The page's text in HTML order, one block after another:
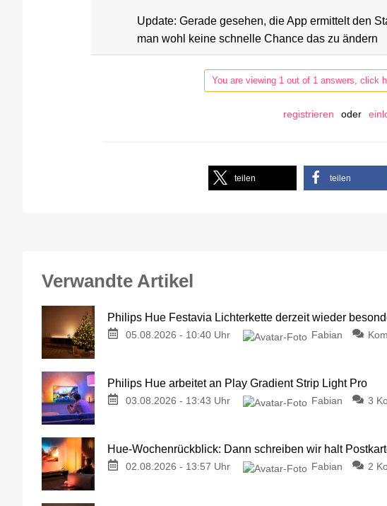
Update: Gerade gesehen, die App ermittelt den
man wohl keine schnelle Chance das zu ändern
You are viewing 1 out of 1 answers, click
registrieren oder
teilen teilen
Verwandte Artikel
Philips Hue Festavia Lichterkette derzeit wieder
05.08.2026 - 10:40 Uhr Fabian
Philips Hue arbeitet an Play Gradient Strip Light Pro
03.08.2026 - 13:43 Uhr Fabian 3
Hue-Wochenrückblick: Dann schreiben wir halt
02.08.2026 - 13:57 Uhr Fabian 2